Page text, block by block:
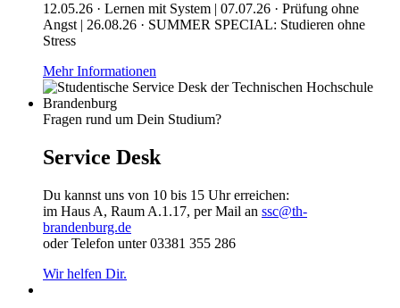
12.05.26 · Lernen mit System | 07.07.26 · Prüfung ohne
Angst | 26.08.26 · SUMMER SPECIAL: Studieren ohne
Stress
Mehr Informationen
Fragen rund um Dein Studium?
Service Desk
Du kannst uns von 10 bis 15 Uhr erreichen:
im Haus A, Raum A.1.17, per Mail an ssc@th-
brandenburg.de
oder Telefon unter 03381 355 286
Wir helfen Dir.